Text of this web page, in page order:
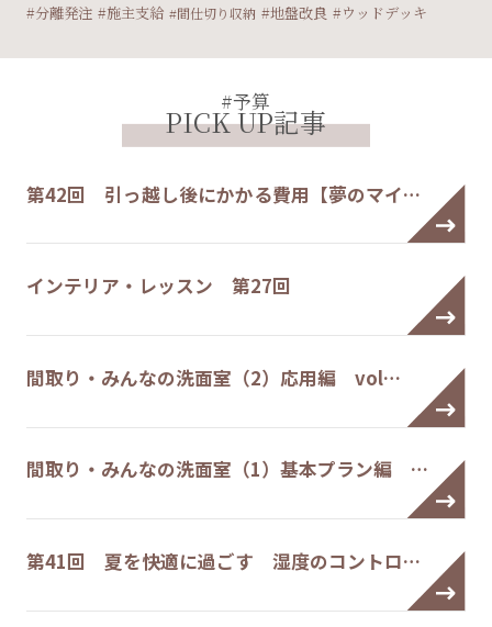
分離発注 施主支給 間仕切り収納 地盤改良 ウッドデッキ
#予算
PICK UP記事
第42回 引っ越し後にかかる費用【夢のマイ…
インテリア・レッスン 第27回
間取り・みんなの洗面室（2）応用編 vol…
間取り・みんなの洗面室（1）基本プラン編 …
第41回 夏を快適に過ごす 湿度のコントロ…